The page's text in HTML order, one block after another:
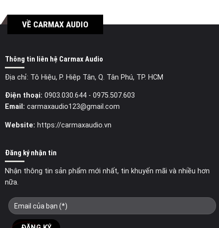
VỀ CARMAX AUDIO
Thông tin liên hệ Carmax Audio
Địa chỉ: Tô Hiệu, P. Hiệp Tân, Q. Tân Phú, TP. HCM
Điện thoại: 0903.030.644- 0975.507.603
Email: carmaxaudio123@gmail.com
Website: https://carmaxaudio.vn
Đăng ký nhận tin
Nhận thông tin sản phẩm mới nhất, tin khuyến mãi và nhiều hơn
nữa.